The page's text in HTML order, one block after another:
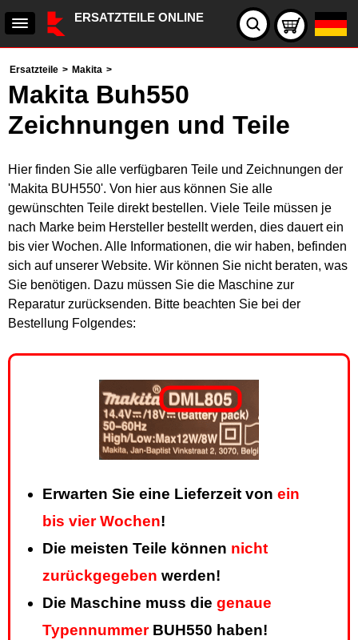
ERSATZTEILE ONLINE
Ersatzteile > Makita >
Makita Buh550
Zeichnungen und Teile
Hier finden Sie alle verfügbaren Teile und Zeichnungen der
'Makita BUH550'. Von hier aus können Sie alle
gewünschten Teile direkt bestellen. Viele Teile müssen je
nach Marke beim Hersteller bestellt werden, dies dauert ein
bis vier Wochen. Alle Informationen, die wir haben, befinden
sich auf unserer Website. Wir können Sie nicht beraten, was
Sie benötigen. Dazu müssen Sie die Maschine zur
Reparatur zurücksenden. Bitte beachten Sie bei der
Bestellung Folgendes:
Erwarten Sie eine Lieferzeit von ein
bis vier Wochen!
Die meisten Teile können nicht
zurückgegeben werden!
Die Maschine muss die genaue
TypennummerBUH550 haben!